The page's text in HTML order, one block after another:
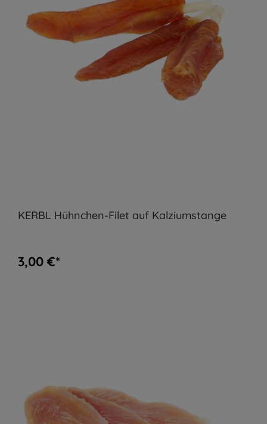
KERBL Hühnchen-Filet auf Kalziumstange
3,00 €*